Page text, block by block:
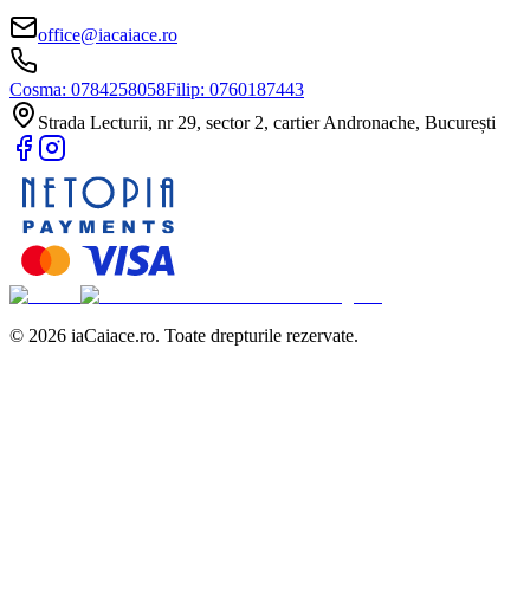
office@iacaiace.ro
Cosma: 0784258058Filip: 0760187443
Strada Lecturii, nr 29, sector 2, cartier Andronache, București
© 2026 iaCaiace.ro. Toate drepturile rezervate.